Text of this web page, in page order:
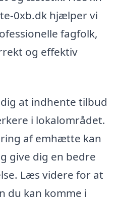
0xb.dk hjælper vi
fagfolk,
og effektiv
at indhente tilbud
i lokalområdet.
af emhætte kan
give dig en bedre
Læs videre for at
du kan komme i